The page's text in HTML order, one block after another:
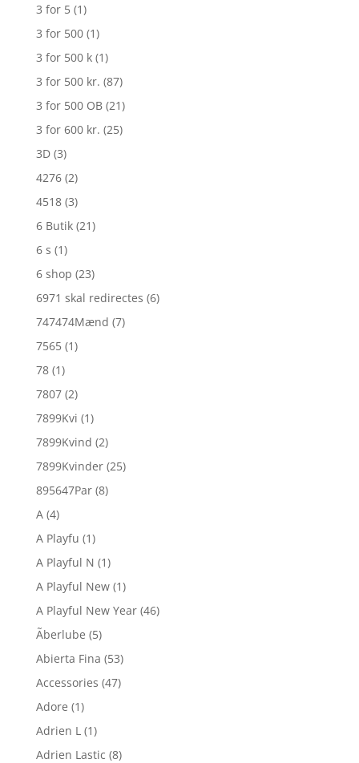
3 for 5 (1)
3 for 500 (1)
3 for 500 k (1)
3 for 500 kr. (87)
3 for 500 OB (21)
3 for 600 kr. (25)
3D (3)
4276 (2)
4518 (3)
6 Butik (21)
6 s (1)
6 shop (23)
6971 skal redirectes (6)
747474Mænd (7)
7565 (1)
78 (1)
7807 (2)
7899Kvi (1)
7899Kvind (2)
7899Kvinder (25)
895647Par (8)
A (4)
A Playfu (1)
A Playful N (1)
A Playful New (1)
A Playful New Year (46)
Ãberlube (5)
Abierta Fina (53)
Accessories (47)
Adore (1)
Adrien L (1)
Adrien Lastic (8)